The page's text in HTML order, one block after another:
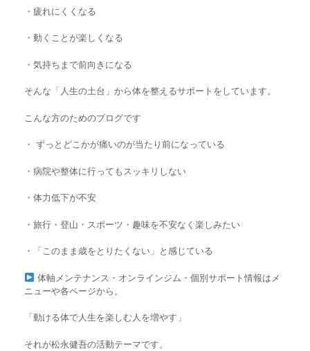
・疲れにくくなる
・動くことが楽しくなる
・気持ちまで前向きになる
そんな「人生の土台」から体を整えるサポートをしています。
こんな方のためのブログです
・ ずっとどこかが痛いのが当たり前になっている
・ 病院や整体に行ってもスッキリしない
・ 体力低下が不安
・旅行・登山・スポーツ・趣味を不安なく楽しみたい
・「このまま歳をとりたくない」と感じている
体軸メンテナンス・オンラインジム・個別サポート情報はメ
ニューや各ページから。
「動ける体で人生を楽しむ人を増やす」
それが松永健吾の活動テーマです。